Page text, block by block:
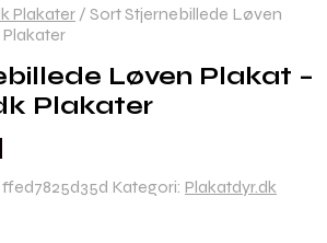
Plakater / Sort Stjernebillede Løven
Plakater
Løven Plakat –
Plakater
ffed7825d35d Kategori: Plakatdyr.dk